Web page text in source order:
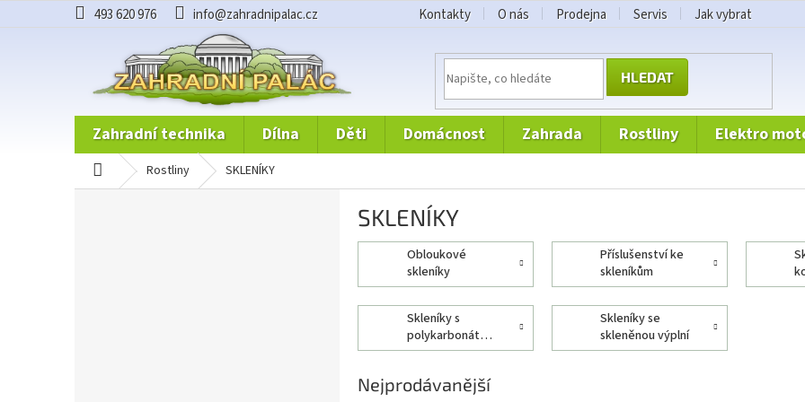
na
493 620 976 info@zahradnipalac.cz Kontakty O nás Prodejna Servis Jak vybrat
HLEDAT
zahradní technika dílna děti domácnost zahrada rostliny elektro
domů rostliny SKLENÍKY
SKLENÍKY
obloukové
skleníky
příslušenství ke
skleníkům
skleníky
skleníky s
polykarbonátovou
výplní
skleníky se
skleněnou výplní
Nejprodávanější